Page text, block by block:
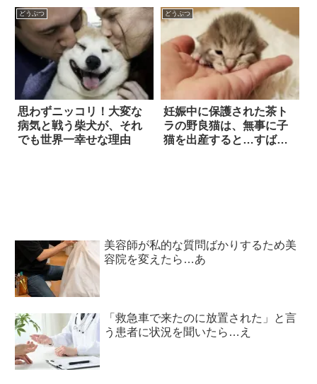
どうぶつ
思わずニッコリ！大変な
病気と戦う柴犬が、それ
でも世界一幸せな理由
どうぶつ
妊娠中に保護された茶ト
ラの野良猫は、無事に子
猫を出産すると…すばら
美容師が私的な質問ばかりするため美
容院を変えたら…あ
「救急車で来たのに放置された」と言
う患者に状況を聞いたら…え